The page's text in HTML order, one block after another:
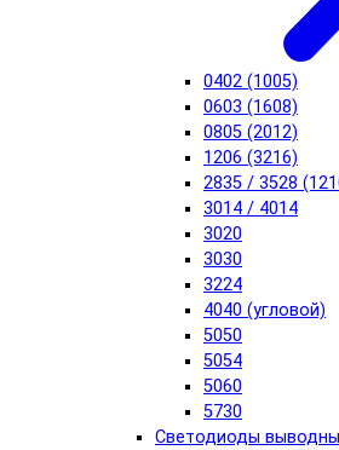
0402 (1005)
0603 (1608)
0805 (2012)
1206 (3216)
2835 / 3528
3014 / 4014
3020
3030
3224
4040 (угловой)
5050
5054
5060
5730
Светодиоды